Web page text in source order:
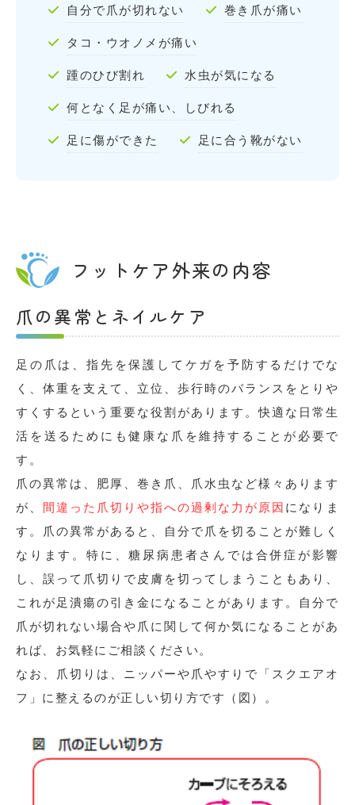
自分で爪が切れない 巻き爪が痛い
タコ・ウオノメが痛い
踵のひび割れ 水虫が気になる
何となく足が痛い、しびれる
足に傷ができた 足に合う靴がない
フットケア外来の内容
爪の異常とネイルケア
足の爪は、指先を保護してケガを予防するだけでな
く、体重を支えて、立位、歩行時のバランスをとりや
すくするという重要な役割があります。快適な日常生
活を送るためにも健康な爪を維持することが必要で
す。
爪の異常は、肥厚、巻き爪、爪水虫など様々あります
が、 間違った爪切りや指への過剰な力が原因 になりま
す。爪の異常があると、自分で爪を切ることが難しく
なります。特に、糖尿病患者さんでは合併症が影響
し、誤って爪切りで皮膚を切ってしまうこともあり、
これが足潰瘍の引き金になることがあります。自分で
爪が切れない場合や爪に関して何か気になることがあ
れば、お気軽にご相談ください。
なお、爪切りは、ニッパーや爪やすりで「スクエアオ
フ」に整えるのが正しい切り方です（図）。